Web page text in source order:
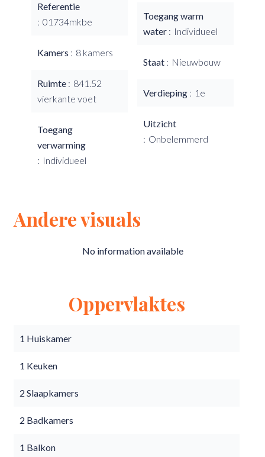
Referentie
01734mkbe
Kamers 8 kamers
Ruimte
841.52
vierkante voet
Toegang
verwarming
Individueel
Toegang warm
water
Individueel
Staat Nieuwbouw
Verdieping 1e
Uitzicht
Onbelemmerd
Andere visuals
No information available
Oppervlaktes
1 Huiskamer
1 Keuken
2 Slaapkamers
2 Badkamers
1 Balkon